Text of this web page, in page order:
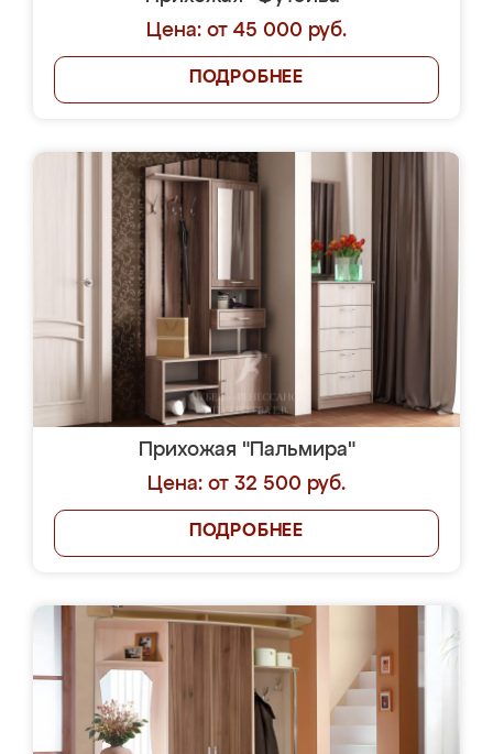
Цена: от 45 000 руб.
ПОДРОБНЕЕ
Прихожая "Пальмира"
Цена: от 32 500 руб.
ПОДРОБНЕЕ